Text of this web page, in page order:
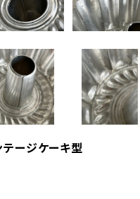
テージケーキ型